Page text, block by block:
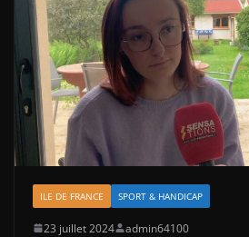
ILE DE FRANCE SPORT & HANDICAP
23 juillet 2024 admin64100